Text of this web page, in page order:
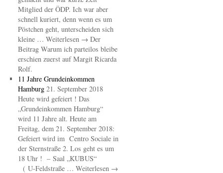
Mitglied der ÖDP. Ich war aber
schnell kuriert, denn wenn es um
Pöstchen geht, unterscheiden sich
kleine … Weiterlesen → Der
Beitrag Warum ich parteilos bleibe
erschien zuerst auf Margit Ricarda
Rolf.
11 Jahre Grundeinkommen
Hamburg 21. September 2018
Heute wird gefeiert ! Das
„Grundeinkommen Hamburg“
wird 11 Jahre alt. Heute am
Freitag, dem 21. September 2018:
Gefeiert wird im Centro Sociale in
der Sternstraße 2. Los geht es um
18 Uhr ! – Saal „KUBUS“
( U-Feldstraße … Weiterlesen →